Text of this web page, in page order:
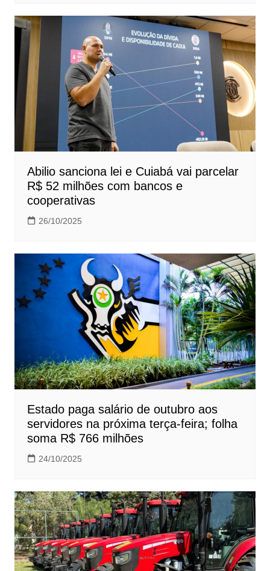
Abilio sanciona lei e Cuiabá vai parcelar
R$ 52 milhões com bancos e
cooperativas
26/10/2025
Estado paga salário de outubro aos
servidores na próxima terça-feira; folha
soma R$ 766 milhões
24/10/2025